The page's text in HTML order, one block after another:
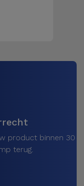
product binnen 30
terug.